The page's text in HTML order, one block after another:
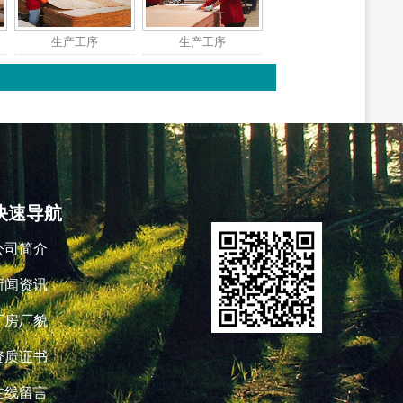
生产工序 生产工序
速导航
司简介
闻资讯
房厂貌
质证书
线留言